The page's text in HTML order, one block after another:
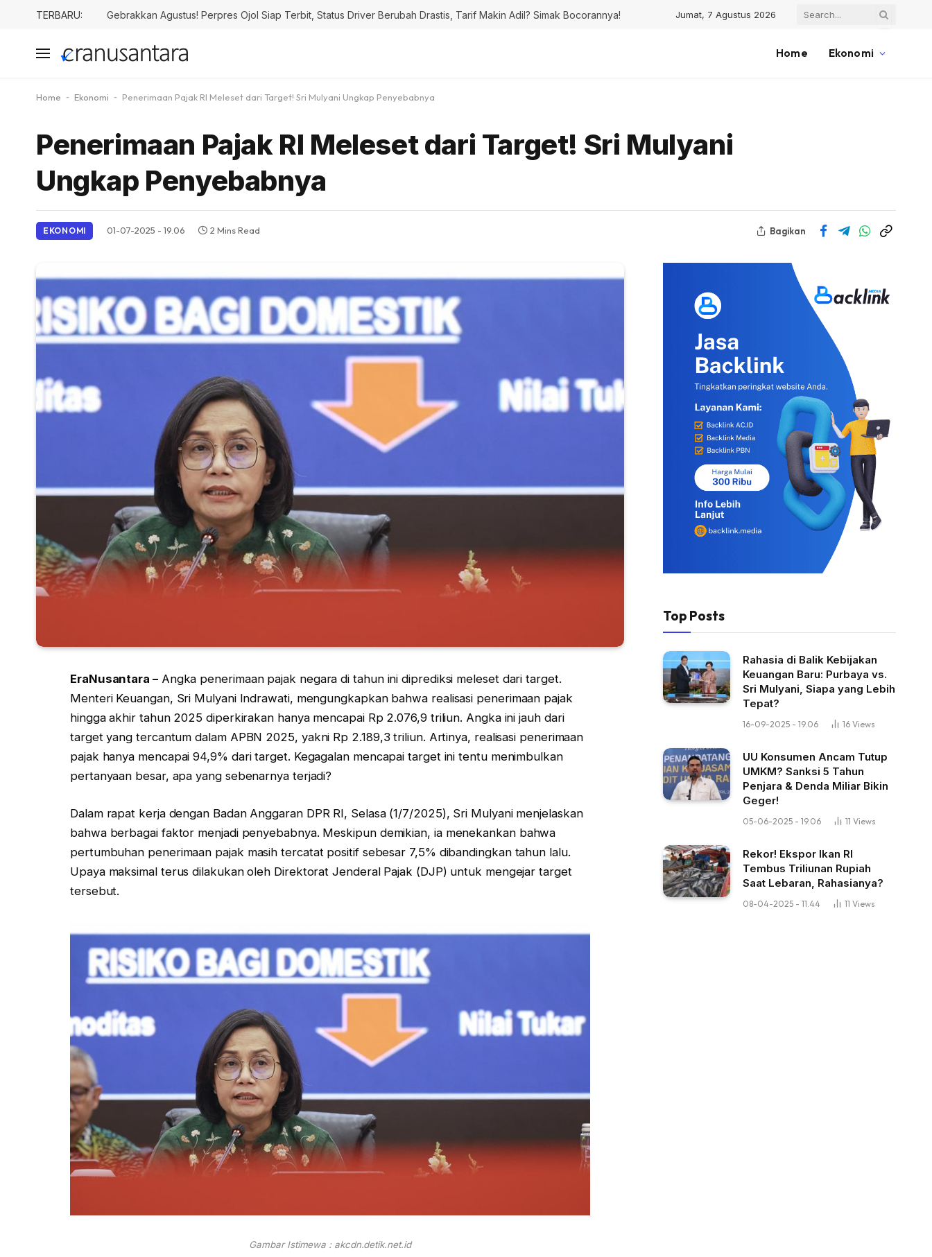
TERBARU: Gebrakkan Agustus! Perpres Ojol Siap Terbit, Status Driver Berubah Drastis, Tarif Makin Adil? Simak Bocorannya! Jumat, 7 Agustus 2026
Home Ekonomi
Home - Ekonomi - Penerimaan Pajak RI Meleset dari Target! Sri Mulyani Ungkap Penyebabnya
Penerimaan Pajak RI Meleset dari Target! Sri Mulyani
Ungkap Penyebabnya
EKONOMI 01-07-2025 - 19.06 2 Mins Read Bagikan
EraNusantara –Angka penerimaan pajak negara di tahun ini diprediksi meleset dari target.
Menteri Keuangan, Sri Mulyani Indrawati, mengungkapkan bahwa realisasi penerimaan pajak
hingga akhir tahun 2025 diperkirakan hanya mencapai Rp 2.076,9 triliun. Angka ini jauh dari
target yang tercantum dalam APBN 2025, yakni Rp 2.189,3 triliun. Artinya, realisasi penerimaan
pajak hanya mencapai 94,9% dari target. Kegagalan mencapai target ini tentu menimbulkan
pertanyaan besar, apa yang sebenarnya terjadi?
Dalam rapat kerja dengan Badan Anggaran DPR RI, Selasa (1/7/2025), Sri Mulyani menjelaskan
bahwa berbagai faktor menjadi penyebabnya. Meskipun demikian, ia menekankan bahwa
pertumbuhan penerimaan pajak masih tercatat positif sebesar 7,5% dibandingkan tahun lalu.
Upaya maksimal terus dilakukan oleh Direktorat Jenderal Pajak (DJP) untuk mengejar target
tersebut.
Gambar Istimewa : akcdn.detik.net.id
Top Posts
Rahasia di Balik Kebijakan
Keuangan Baru: Purbaya vs.
Sri Mulyani, Siapa yang Lebih
Tepat?
16-09-2025 - 19.06 16 Views
UU Konsumen Ancam Tutup
UMKM? Sanksi 5 Tahun
Penjara & Denda Miliar Bikin
Geger!
05-06-2025 - 19.06 11 Views
Rekor! Ekspor Ikan RI
Tembus Triliunan Rupiah
Saat Lebaran, Rahasianya?
08-04-2025 - 11.44 11 Views